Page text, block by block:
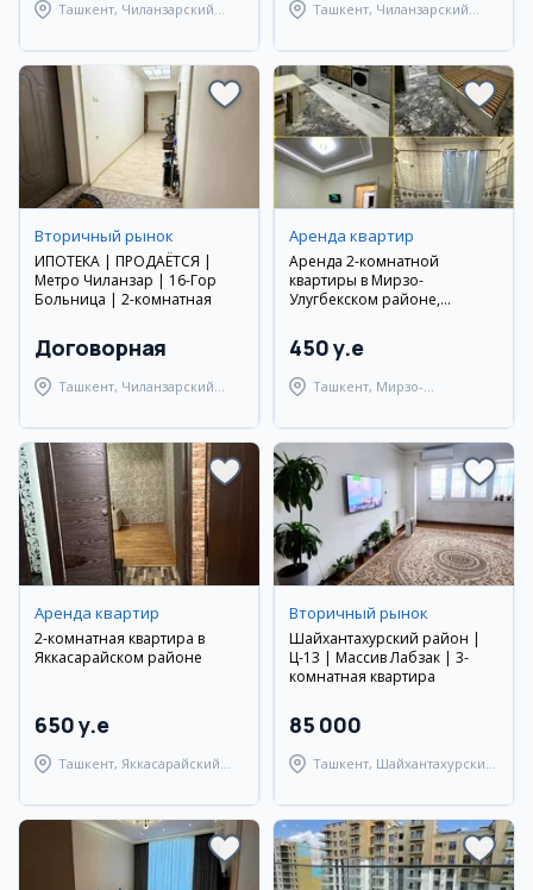
Ташкент, Чиланзарский
Ташкент, Чиланзарский
Вторичный рынок
ИПОТЕКА | ПРОДАЁТСЯ |
Метро Чиланзар | 16-Гор
Больница | 2-комнатная
Договорная
Ташкент, Чиланзарский
Аренда квартир
Аренда 2-комнатной
квартиры в Мирзо-
Улугбекском районе,
450 y.e
Ташкент, Мирзо-
Аренда квартир
2-комнатная квартира в
Яккасарайском районе
650 y.e
Ташкент, Яккасарайский
Вторичный рынок
Шайхантахурский район |
Ц-13 | Массив Лабзак | 3-
комнатная квартира
85 000
Ташкент, Шайхантахурский